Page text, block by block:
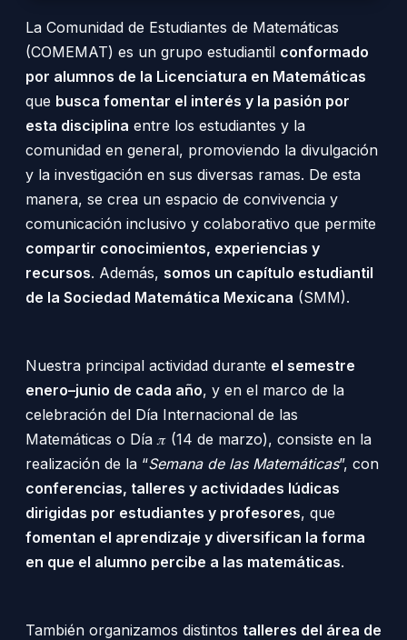
La Comunidad de Estudiantes de Matemáticas
(COMEMAT) es un grupo estudiantil conformado
por alumnos de la Licenciatura en Matemáticas
que busca fomentar el interés y la pasión por
esta disciplina entre los estudiantes y la
comunidad en general, promoviendo la divulgación
y la investigación en sus diversas ramas. De esta
manera, se crea un espacio de convivencia y
comunicación inclusivo y colaborativo que permite
compartir conocimientos, experiencias y
recursos. Además, somos un capítulo estudiantil
de la Sociedad Matemática Mexicana (SMM).
Nuestra principal actividad durante el semestre
enero–junio de cada año, y en el marco de la
celebración del Día Internacional de las
Matemáticas o Día 𝜋 (14 de marzo), consiste en la
realización de la “Semana de las Matemáticas”, con
conferencias, talleres y actividades lúdicas
dirigidas por estudiantes y profesores, que
fomentan el aprendizaje y diversifican la forma
en que el alumno percibe a las matemáticas.
También organizamos distintos talleres del área de